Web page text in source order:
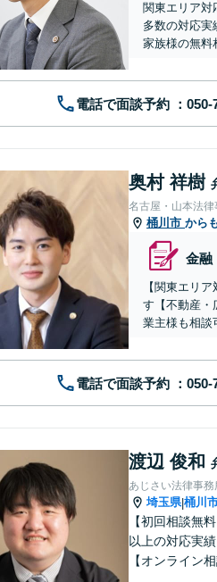
関東エリア対
多数の対応実
家族様の無料
電話で面談予約
奥村 祥樹
名古屋・山本法律
桶川市 から
金融
【関東エリ
す【不動産・
業主様も相談
電話で面談予約
渡辺 俊和
あじさい法律事務
埼玉県|桶川
【初回相談無
以上の対応実
【オンライン相